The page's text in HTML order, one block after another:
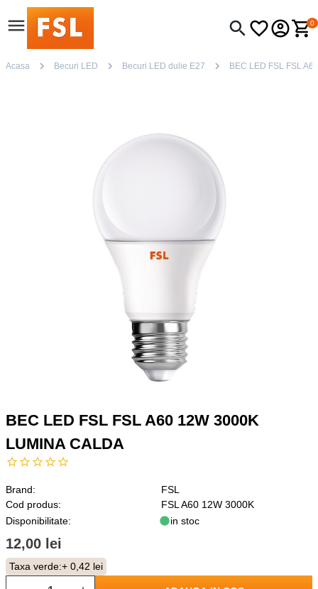
0
Acasa Becuri LED Becuri LED dulie E27 BEC LED FSL FSL
BEC LED FSL FSL A60 12W 3000K
LUMINA CALDA
Brand:
FSL
Cod produs:
FSL A60 12W 3000K
Disponibilitate:
in stoc
12,00 lei
Taxa verde:+ 0,42 lei